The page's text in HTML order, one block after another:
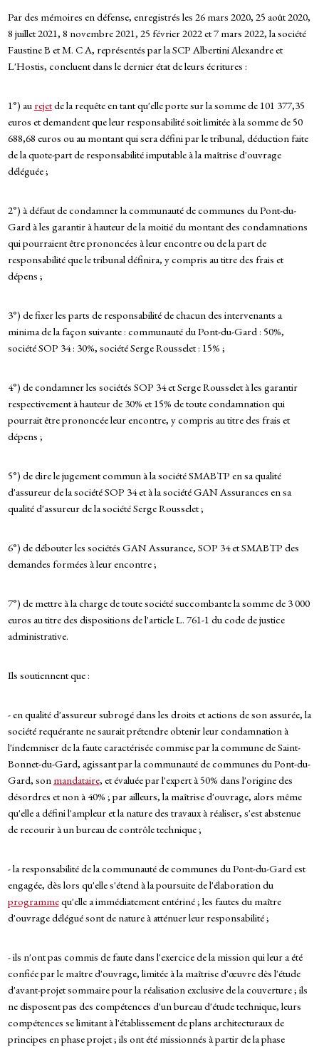
Par des mémoires en défense, enregistrés les 26 mars 2020, 25 août 2020,
8 juillet 2021, 8 novembre 2021, 25 février 2022 et 7 mars 2022, la société
Faustine B et M. C A, représentés par la SCP Albertini Alexandre et
L'Hostis, concluent dans le dernier état de leurs écritures :
1°) au rejetde la requête en tant qu'elle porte sur la somme de 101 377,35
euros et demandent que leur responsabilité soit limitée à la somme de 50
688,68 euros ou au montant qui sera défini par le tribunal, déduction faite
de la quote-part de responsabilité imputable à la maîtrise d'ouvrage
déléguée ;
2°) à défaut de condamner la communauté de communes du Pont-du-
Gard à les garantir à hauteur de la moitié du montant des condamnations
qui pourraient être prononcées à leur encontre ou de la part de
responsabilité que le tribunal définira, y compris au titre des frais et
dépens ;
3°) de fixer les parts de responsabilité de chacun des intervenants a
minima de la façon suivante : communauté du Pont-du-Gard : 50%,
société SOP 34 : 30%, société Serge Rousselet : 15% ;
4°) de condamner les sociétés SOP 34 et Serge Rousselet à les garantir
respectivement à hauteur de 30% et 15% de toute condamnation qui
pourrait être prononcée leur encontre, y compris au titre des frais et
dépens ;
5°) de dire le jugement commun à la société SMABTP en sa qualité
d'assureur de la société SOP 34 et à la société GAN Assurances en sa
qualité d'assureur de la société Serge Rousselet ;
6°) de débouter les sociétés GAN Assurance, SOP 34 et SMABTP des
demandes formées à leur encontre ;
7°) de mettre à la charge de toute société succombante la somme de 3 000
euros au titre des dispositions de l'article L. 761-1 du code de justice
administrative.
Ils soutiennent que :
- en qualité d'assureur subrogé dans les droits et actions de son assurée, la
société requérante ne saurait prétendre obtenir leur condamnation à
l'indemniser de la faute caractérisée commise par la commune de Saint-
Bonnet-du-Gard, agissant par la communauté de communes du Pont-du-
Gard, son mandataire, et évaluée par l'expert à 50% dans l'origine des
désordres et non à 40% ; par ailleurs, la maîtrise d'ouvrage, alors même
qu'elle a défini l'ampleur et la nature des travaux à réaliser, s'est abstenue
de recourir à un bureau de contrôle technique ;
- la responsabilité de la communauté de communes du Pont-du-Gard est
engagée, dès lors qu'elle s'étend à la poursuite de l'élaboration du
programmequ'elle a immédiatement entériné ; les fautes du maître
d'ouvrage délégué sont de nature à atténuer leur responsabilité ;
- ils n'ont pas commis de faute dans l'exercice de la mission qui leur a été
confiée par le maître d'ouvrage, limitée à la maîtrise d'œuvre dès l'étude
d'avant-projet sommaire pour la réalisation exclusive de la couverture ; ils
ne disposent pas des compétences d'un bureau d'étude technique, leurs
compétences se limitant à l'établissement de plans architecturaux de
principes en phase projet ; ils ont été missionnés à partir de la phase